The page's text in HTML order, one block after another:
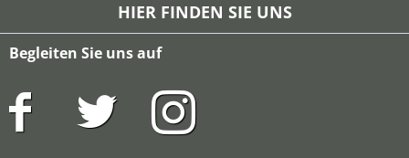
HIER FINDEN SIE UNS
Begleiten Sie uns auf